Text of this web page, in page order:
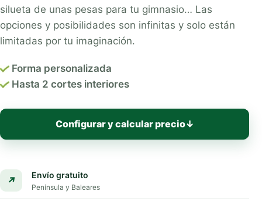
silueta de unas pesas para tu gimnasio… Las
opciones y posibilidades son infinitas y solo están
limitadas por tu imaginación.
Forma personalizada
Hasta 2 cortes interiores
Configurar y calcular precio↓
↗ Envío gratuito
Península y Baleares